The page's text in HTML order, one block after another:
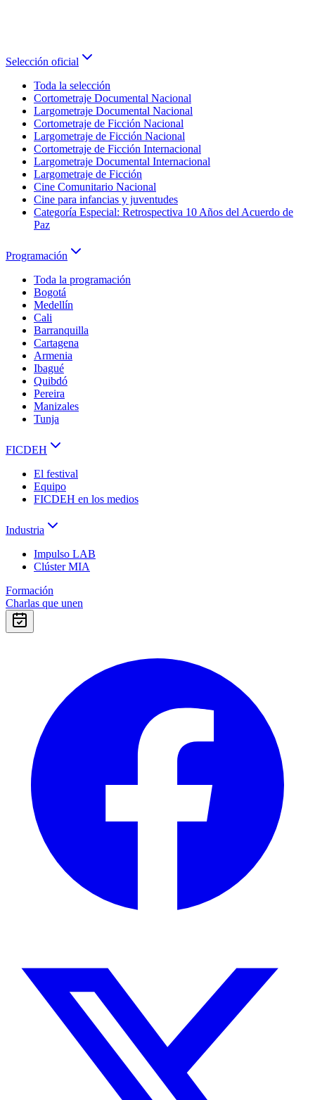
Selección oficial
Toda la selección
Cortometraje Documental Nacional
Largometraje Documental Nacional
Cortometraje de Ficción Nacional
Largometraje de Ficción Nacional
Cortometraje de Ficción Internacional
Largometraje Documental Internacional
Largometraje de Ficción
Cine Comunitario Nacional
Cine para infancias y juventudes
Categoría Especial: Retrospectiva 10 Años del Acuerdo de
Paz
Programación
Toda la programación
Bogotá
Medellín
Cali
Barranquilla
Cartagena
Armenia
Ibagué
Quibdó
Pereira
Manizales
Tunja
FICDEH
El festival
Equipo
FICDEH en los medios
Industria
Impulso LAB
Clúster MIA
Formación
Charlas que unen